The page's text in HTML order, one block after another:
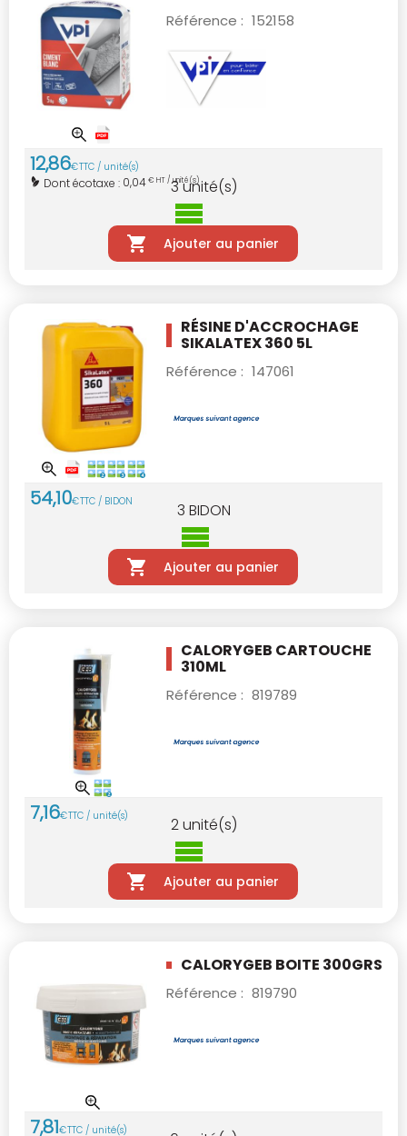
Référence : 152158
12,86€TTC / unité(s)
Dont écotaxe : 0,04€ HT / unité(s)
3unité(s)
Ajouter au panier
RÉSINE D'ACCROCHAGE
SIKALATEX 360 5L
Référence : 147061
54,10€TTC / BIDON 3 BIDON
Ajouter au panier
CALORYGEB CARTOUCHE
310ML
Référence : 819789
7,16€TTC / unité(s) 2unité(s)
Ajouter au panier
CALORYGEB BOITE 300GRS
Référence : 819790
7,81€TTC / unité(s)